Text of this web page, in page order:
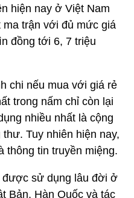
hiện nay ở Việt Nam
ma trận với đủ mức giá
đồng tới 6, 7 triệu
chi nếu mua với giá rẻ
trong nấm chỉ còn lại
nhiều nhất là cộng
Tuy nhiên hiện nay,
thông tin truyền miệng.
được sử dụng lâu đời ở
Bản, Hàn Quốc và tác